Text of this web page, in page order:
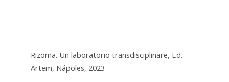
Rizoma. Un laboratorio transdisciplinare, Ed.
Artem, Nápoles, 2023